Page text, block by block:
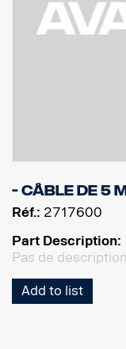
- Câble de 5
Réf.: 2717600
Part Description:
Pas de
Add to list